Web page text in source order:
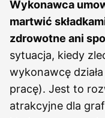
Wykonawca
martwić
zdrowotne ani
sytuacja, kiedy
wykonawcę
pracę). Jest to
atrakcyjne dla